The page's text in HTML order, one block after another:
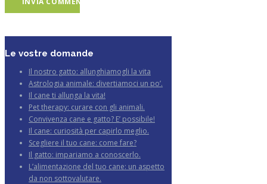
Le vostre domande
Il nostro gatto: allunghiamogli la vita
Astrologia animale: divertiamoci un po’.
Il cane ti allunga la vita!
Pet therapy: curare con gli animali.
Convivenza cane e gatto? E’ possibile!
Il cane: curiosità per capirlo meglio.
Scegliere il tuo cane: come fare?
Il gatto: impariamo a conoscerlo.
L’alimentazione del tuo cane: un aspetto
da non sottovalutare.